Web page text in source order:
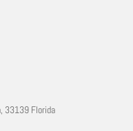
33139 Florida